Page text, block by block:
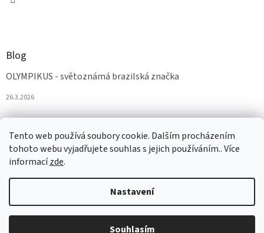
Tento web používá soubory cookie. Dalším procházením
tohoto webu vyjadřujete souhlas s jejich používáním.. Více
informacízde.
Nastavení
Souhlasím
Blog
OLYMPIKUS - světoznámá brazilská značka
26.3.2026
Vytvořil Shoptet
AZAobuv. Všechna práva vyhrazena.